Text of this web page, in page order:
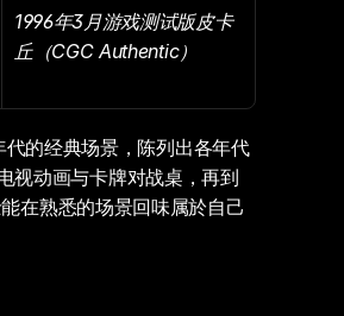
1996年3月游戏测试版皮卡
丘（CGC Authentic）
的经典场景，陈列出各年代
视动画与卡牌对战桌，再到
在熟悉的场景回味属於自己